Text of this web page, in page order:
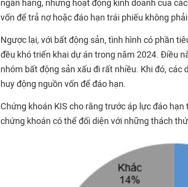
ngân hàng, nhưng hoạt động kinh doanh của
vốn để trả nợ hoặc đáo hạn trái phiếu không
Ngược lại, với bất động sản, tình hình có phần
đều khó triển khai dự án trong năm 2024. Điều
nhóm bất động sản xấu đi rất nhiều. Khi đó,
huy động nguồn vốn để đáo hạn.
Chứng khoán KIS cho rằng trước áp lực đáo
chứng khoán có thể đối diện với những thách